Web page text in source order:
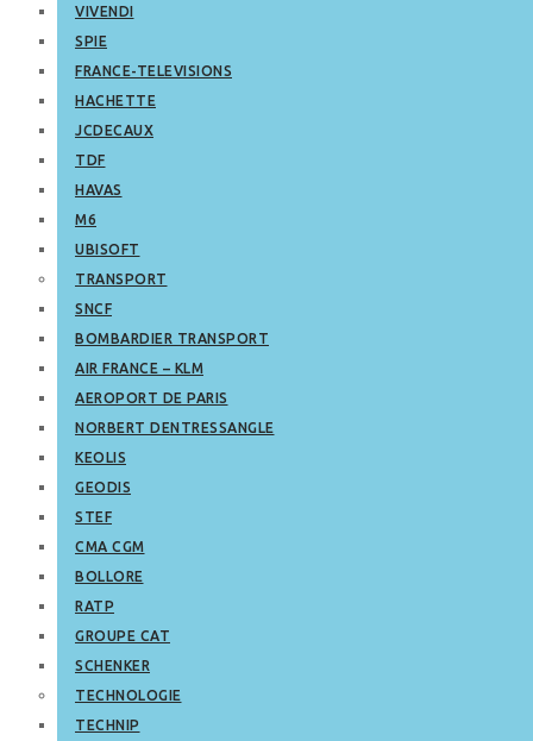
VIVENDI
SPIE
FRANCE-TELEVISIONS
HACHETTE
JCDECAUX
TDF
HAVAS
M6
UBISOFT
TRANSPORT
SNCF
BOMBARDIER TRANSPORT
AIR FRANCE – KLM
AEROPORT DE PARIS
NORBERT DENTRESSANGLE
KEOLIS
GEODIS
STEF
CMA CGM
BOLLORE
RATP
GROUPE CAT
SCHENKER
TECHNOLOGIE
TECHNIP